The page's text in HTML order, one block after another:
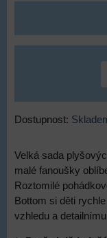
Dostupnost:
Velká sada
malé fanoušky
Roztomilé
Bottom si děti
vzhledu a